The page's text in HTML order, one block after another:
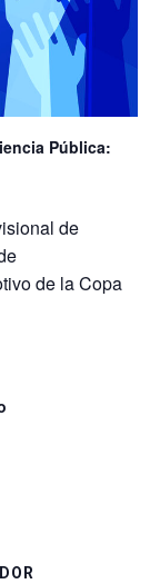
Pública:
de
de la Copa